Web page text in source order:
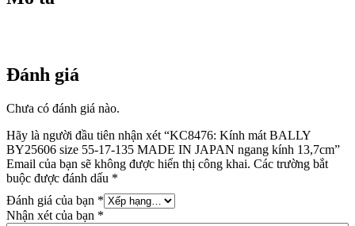
kính
Đánh giá
Chưa có đánh giá nào.
Hãy là người đầu tiên nhận xét “KC8476: Kính mát BALLY
BY25606 size 55-17-135 MADE IN JAPAN ngang kính 13,7cm”
Email của bạn sẽ không được hiển thị công khai. Các trường bắt
buộc được đánh dấu *
Đánh giá của bạn *
Nhận xét của bạn *